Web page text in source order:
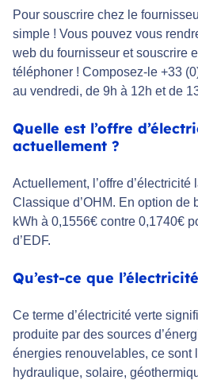
Pour souscrire chez le
simple ! Vous pouvez vous
web du fournisseur et souscrire
téléphoner ! Composez-le +33
au vendredi, de 9h à 12h et de
Quelle est l’offre
actuellement ?
Actuellement, l’offre d’électricité
Classique d’OHM. En option de
kWh à 0,1556€ contre 0,1740€
d’EDF.
Qu’est-ce que
Ce terme d’électricité verte
produite par des sources
énergies renouvelables, ce sont
hydraulique, solaire,